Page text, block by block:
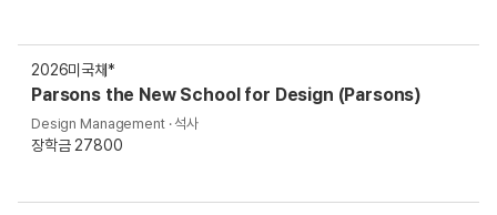
2026미국채*
Parsons the New School for Design (Parsons)
Design Management · 석사
장학금 27800